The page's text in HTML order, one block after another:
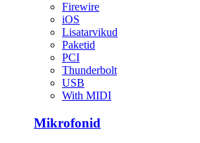
Firewire
iOS
Lisatarvikud
Paketid
PCI
Thunderbolt
USB
With MIDI
Mikrofonid